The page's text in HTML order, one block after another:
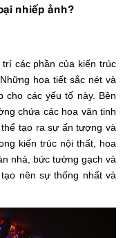
nhiếp ảnh?
các phần của kiến trúc
họa tiết sắc nét và
cho các yếu tố này. Bên
chứa các hoa văn tinh
tạo ra sự ấn tượng và
kiến trúc nội thất, hoa
nhà, bức tường gạch và
nên sự thống nhất và